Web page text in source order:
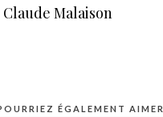
Claude Malaison
ÉGALEMENT AIMER